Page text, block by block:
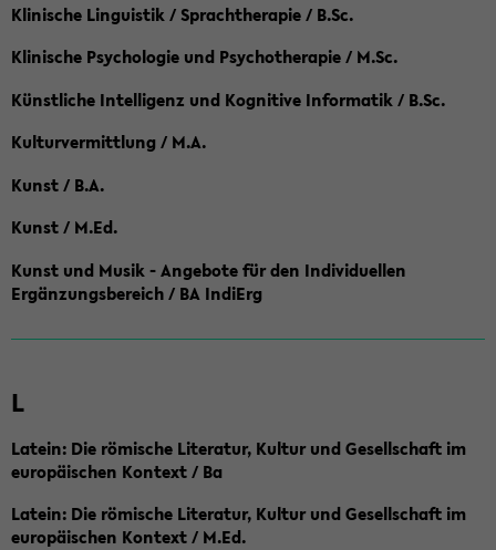
Klinische Linguistik / Sprachtherapie / B.Sc.
Klinische Psychologie und Psychotherapie / M.Sc.
Künstliche Intelligenz und Kognitive Informatik / B.Sc.
Kulturvermittlung / M.A.
Kunst / B.A.
Kunst / M.Ed.
Kunst und Musik - Angebote für den Individuellen
Ergänzungsbereich / BA IndiErg
L
Latein: Die römische Literatur, Kultur und Gesellschaft im
europäischen Kontext / Ba
Latein: Die römische Literatur, Kultur und Gesellschaft im
europäischen Kontext / M.Ed.